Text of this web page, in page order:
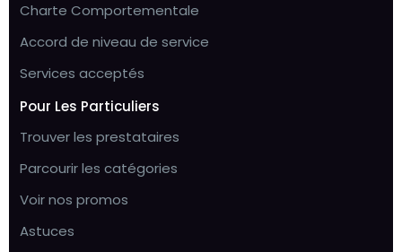
Charte Comportementale
Accord de niveau de service
Services acceptés
Pour Les Particuliers
Trouver les prestataires
Parcourir les catégories
Voir nos promos
Astuces